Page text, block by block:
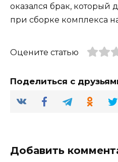
оказался брак, который
при сборке комплекса
Оцените статью
Поделиться с
Добавить